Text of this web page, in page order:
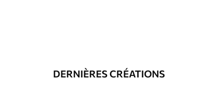
DERNIÈRES CRÉATIONS